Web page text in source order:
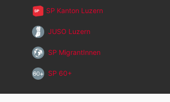
SP Kanton Luzern
JUSO Luzern
SP MigrantInnen
SP 60+